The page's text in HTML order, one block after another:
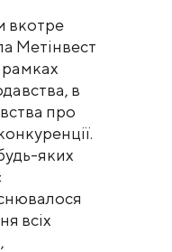
вкотре
Метінвест
в
про
яких
всіх